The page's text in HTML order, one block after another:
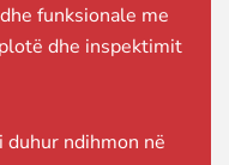
funksionale me
dhe inspektimit
ndihmon në